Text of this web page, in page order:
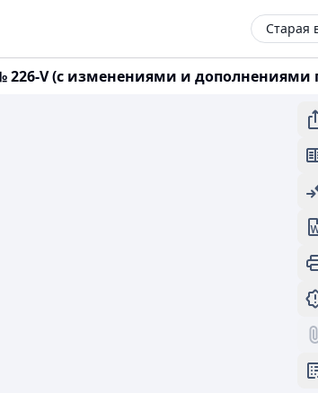
Старая
V (с изменениями и дополнениями